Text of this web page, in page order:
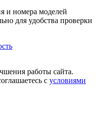
и номера моделей
для удобства проверки
работы сайта.
с условиями